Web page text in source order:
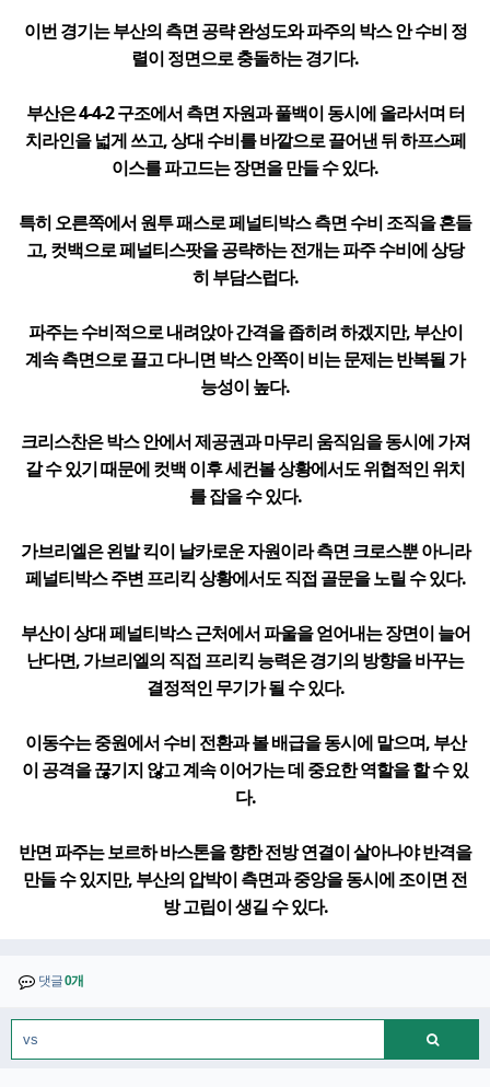
이번 경기는 부산의 측면 공략 완성도와 파주의 박스 안 수비 정
렬이 정면으로 충돌하는 경기다.
부산은 4-4-2 구조에서 측면 자원과 풀백이 동시에 올라서며 터
치라인을 넓게 쓰고, 상대 수비를 바깥으로 끌어낸 뒤 하프스페
이스를 파고드는 장면을 만들 수 있다.
특히 오른쪽에서 원투 패스로 페널티박스 측면 수비 조직을 흔들
고, 컷백으로 페널티스팟을 공략하는 전개는 파주 수비에 상당
히 부담스럽다.
파주는 수비적으로 내려앉아 간격을 좁히려 하겠지만, 부산이
계속 측면으로 끌고 다니면 박스 안쪽이 비는 문제는 반복될 가
능성이 높다.
크리스찬은 박스 안에서 제공권과 마무리 움직임을 동시에 가져
갈 수 있기 때문에 컷백 이후 세컨볼 상황에서도 위협적인 위치
를 잡을 수 있다.
가브리엘은 왼발 킥이 날카로운 자원이라 측면 크로스뿐 아니라
페널티박스 주변 프리킥 상황에서도 직접 골문을 노릴 수 있다.
부산이 상대 페널티박스 근처에서 파울을 얻어내는 장면이 늘어
난다면, 가브리엘의 직접 프리킥 능력은 경기의 방향을 바꾸는
결정적인 무기가 될 수 있다.
이동수는 중원에서 수비 전환과 볼 배급을 동시에 맡으며, 부산
이 공격을 끊기지 않고 계속 이어가는 데 중요한 역할을 할 수 있
다.
반면 파주는 보르하 바스톤을 향한 전방 연결이 살아나야 반격을
만들 수 있지만, 부산의 압박이 측면과 중앙을 동시에 조이면 전
방 고립이 생길 수 있다.
댓글0개